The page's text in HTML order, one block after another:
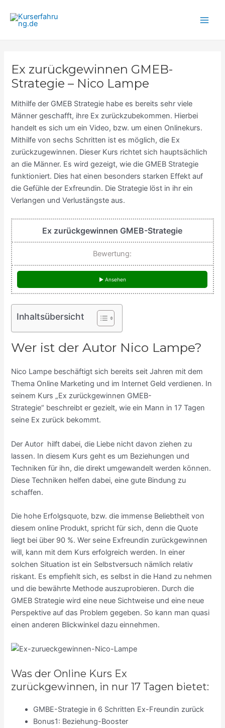
Inhalt
springen
Ex zurückgewinnen GMEB-
Strategie – Nico Lampe
Mithilfe der GMEB Strategie habe es bereits sehr viele
Männer geschafft, ihre Ex zurückzubekommen. Hierbei
handelt es sich um ein Video, bzw. um einen Onlinekurs.
Mithilfe von sechs Schritten ist es möglich, die Ex
zurückzugewinnen. Dieser Kurs richtet sich hauptsächlich
an die Männer. Es wird gezeigt, wie die GMEB Strategie
funktioniert. Dies hat einen besonders starken Effekt auf
die Gefühle der Exfreundin. Die Strategie löst in ihr ein
Verlangen und Verlustängste aus.
Ex zurückgewinnen GMEB-Strategie
Bewertung:
► Ansehen
Inhaltsübersicht
Wer ist der Autor Nico Lampe?
Nico Lampe beschäftigt sich bereits seit Jahren mit dem
Thema Online Marketing und im Internet Geld verdienen. In
seinem Kurs „Ex zurückgewinnen GMEB-
Strategie“ beschreibt er gezielt, wie ein Mann in 17 Tagen
seine Ex zurück bekommt.
Der Autor hilft dabei, die Liebe nicht davon ziehen zu
lassen. In diesem Kurs geht es um Beziehungen und
Techniken für ihn, die direkt umgewandelt werden können.
Diese Techniken helfen dabei, eine gute Bindung zu
schaffen.
Die hohe Erfolgsquote, bzw. die immense Beliebtheit von
diesem online Produkt, spricht für sich, denn die Quote
liegt bei über 90 %. Wer seine Exfreundin zurückgewinnen
will, kann mit dem Kurs erfolgreich werden. In einer
solchen Situation ist ein Selbstversuch nämlich relativ
riskant. Es empfiehlt sich, es selbst in die Hand zu nehmen
und die bewährte Methode auszuprobieren. Durch die
GMEB Strategie wird eine neue Sichtweise und eine neue
Perspektive auf das Problem gegeben. So kann man quasi
einen anderen Blickwinkel dazu einnehmen.
Was der Online Kurs Ex
zurückgewinnen, in nur 17 Tagen bietet:
GMBE-Strategie in 6 Schritten Ex-Freundin zurück
Bonus1: Beziehung-Booster